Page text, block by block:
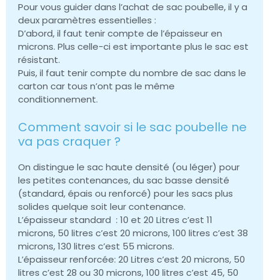
Pour vous guider dans l’achat de sac poubelle, il y a
deux paramètres essentielles :
D’abord, il faut tenir compte de l’épaisseur en
microns. Plus celle-ci est importante plus le sac est
résistant.
Puis, il faut tenir compte du nombre de sac dans le
carton car tous n’ont pas le même
conditionnement.
Comment savoir si le sac poubelle ne
va pas craquer ?
On distingue le sac haute densité (ou léger) pour
les petites contenances, du sac basse densité
(standard, épais ou renforcé) pour les sacs plus
solides quelque soit leur contenance.
L’épaisseur standard : 10 et 20 Litres c’est 11
microns, 50 litres c’est 20 microns, 100 litres c’est 38
microns, 130 litres c’est 55 microns.
L’épaisseur renforcée: 20 Litres c’est 20 microns, 50
litres c’est 28 ou 30 microns, 100 litres c’est 45, 50